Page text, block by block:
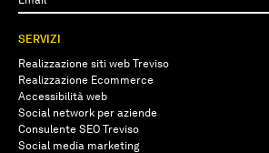
SERVIZI
Realizzazione siti web Treviso
Realizzazione Ecommerce
Accessibilità web
Social network per aziende
Consulente SEO Treviso
Social media marketing